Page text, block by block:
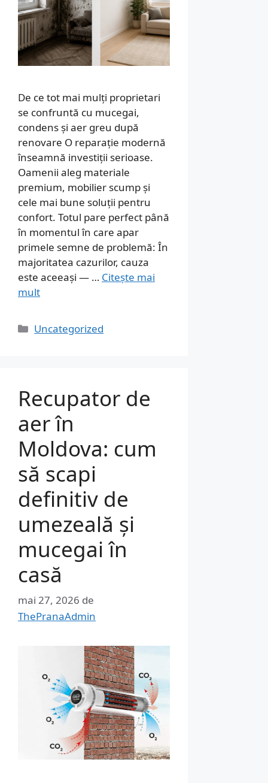
De ce tot mai mulți proprietari
se confruntă cu mucegai,
condens și aer greu după
renovare O reparație modernă
înseamnă investiții serioase.
Oamenii aleg materiale
premium, mobilier scump și
cele mai bune soluții pentru
confort. Totul pare perfect până
în momentul în care apar
primele semne de problemă: În
majoritatea cazurilor, cauza
este aceeași — … Citește mai
mult
Categorii
Uncategorized
Recupator de
aer în
Moldova: cum
să scapi
definitiv de
umezeală și
mucegai în
casă
mai 27, 2026 de
ThePranaAdmin